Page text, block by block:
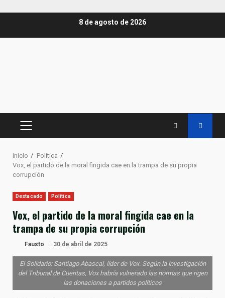
8 de agosto de 2026
MENÚ
Inicio
Política
Vox, el partido de la moral fingida cae en la trampa de su propia
corrupción
Destacado Política
Vox, el partido de la moral fingida cae en la
trampa de su propia corrupción
Fausto 30 de abril de 2025
El Solidario: Santiago Abascal, líder de Vox. Según la investigación
del Tribunal de Cuentas, Vox habría vulnerado las normas que rigen
las donaciones a partidos políticos